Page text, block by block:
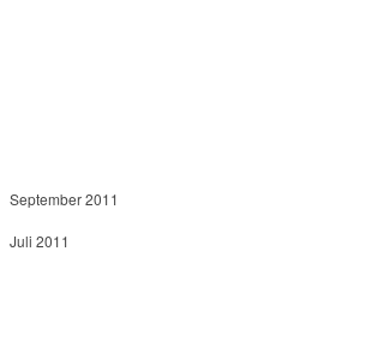
September 2011
Juli 2011